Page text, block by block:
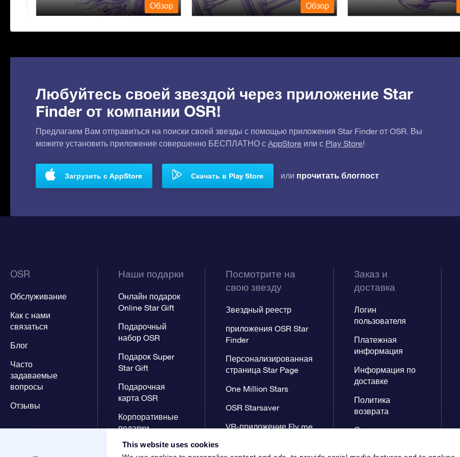
This website uses cookies
Обзор Обзор
Любуйтесь своей звездой через приложение Star
Finder от компании OSR!
Предлагаем Вам отправиться на поиски своей звезды с помощью приложения Star Finder от OSR. Вы
можете установить приложение совершенно БЕСПЛАТНО с AppStore или с Play Store!
Загрузить с AppStore Скачать в Play Store или прочитать блогпост
OSR
Обслуживание
Как с нами
связаться
Блог
Часто
задаваемые
вопросы
Отзывы
Наши подарки
Онлайн подарок
Online Star Gift
Подарочный
набор OSR
Подарок Super
Star Gift
Подарочная
карта OSR
Корпоративные
подарки
Посмотрите на
свою звезду
Звездный реестр
приложения OSR Star
Finder
Персонализированная
страница Star Page
One Million Stars
OSR Starsaver
VR-приложение Fly me
Заказ и
доставка
Логин
пользователя
Платежная
информация
Информация по
доставке
Политика
возврата
Созвездиях